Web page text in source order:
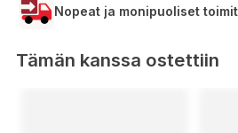
Nopeat ja monipuoliset
Tämän kanssa ostettiin